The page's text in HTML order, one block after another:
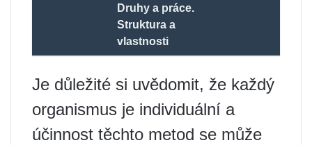
Druhy a práce.
Struktura a
vlastnosti
Je důležité si uvědomit, že každý
organismus je individuální a
účinnost těchto metod se může